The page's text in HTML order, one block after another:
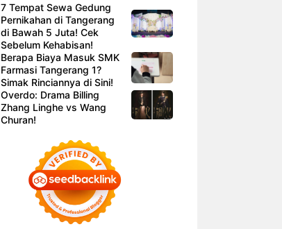
7 Tempat Sewa Gedung
Pernikahan di Tangerang
di Bawah 5 Juta! Cek
Sebelum Kehabisan!
Berapa Biaya Masuk SMK
Farmasi Tangerang 1?
Simak Rinciannya di Sini!
Overdo: Drama Billing
Zhang Linghe vs Wang
Churan!